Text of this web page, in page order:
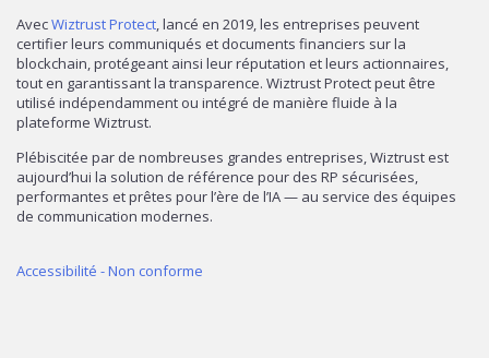
AvecWiztrust Protect, lancé en 2019, les entreprises peuvent
certifier leurs communiqués et documents financiers sur la
blockchain, protégeant ainsi leur réputation et leurs actionnaires,
tout en garantissant la transparence. Wiztrust Protect peut être
utilisé indépendamment ou intégré de manière fluide à la
plateforme Wiztrust.
Plébiscitée par de nombreuses grandes entreprises, Wiztrust est
aujourd’hui la solution de référence pour des RP sécurisées,
performantes et prêtes pour l’ère de l’IA — au service des équipes
de communication modernes.
Accessibilité - Non conforme